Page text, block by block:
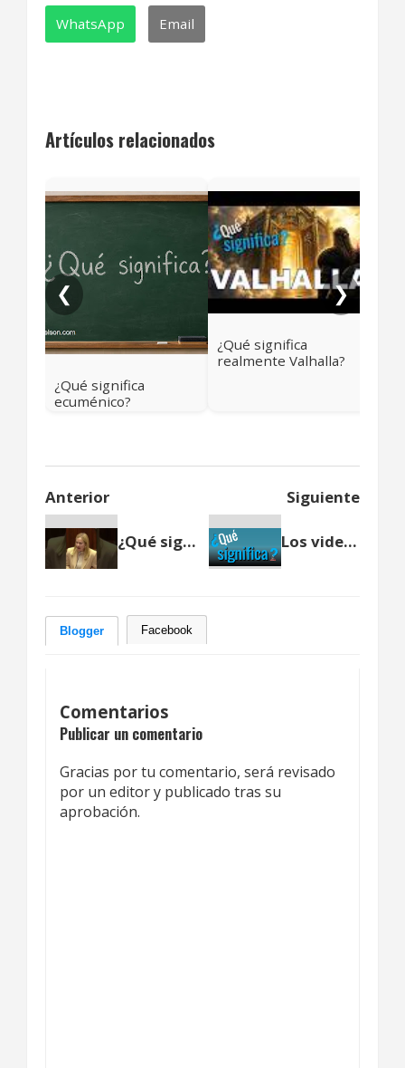
WhatsApp Email
Artículos relacionados
❮
¿Qué significa
ecuménico?
¿Qué significa
realmente Valhalla?
❯
Anterior Siguiente
¿Qué significa fundamentalista? Por Giorgia Meloni Los videos “¿Qué Significa?” de Nelson Alarcón
Blogger Facebook
Comentarios
Publicar un comentario
Gracias por tu comentario, será revisado
por un editor y publicado tras su
aprobación.